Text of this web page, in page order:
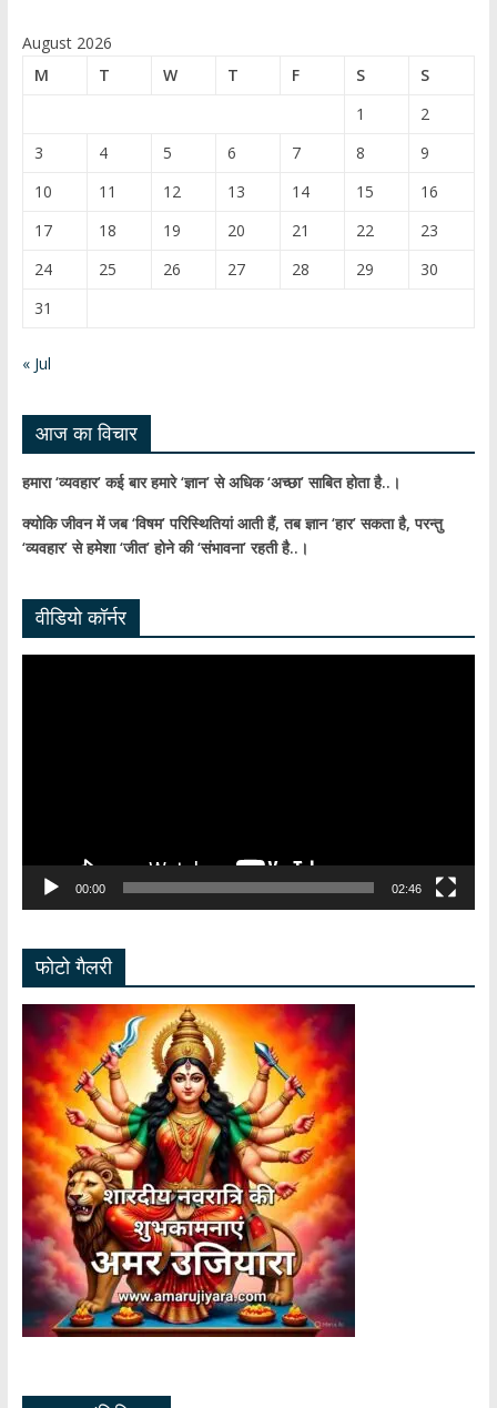
e
T
b
e
C
h
a
August 2026
M
T W T F S
S
1
2
3
4 5 6 7 8
9
10
11 12 13 14 15
16
17
18 19 20 21 22
23
24
25 26 27 28 29
30
31
« Jul
आज का विचार
हमारा ‘व्यवहार’ कई बार हमारे ‘ज्ञान’ से अधिक ‘अच्छा’ साबित होता है..।
क्योकि जीवन में जब ‘विषम’ परिस्थितियां आती हैं,तब ज्ञान ‘हार’ सकता है,परन्तु
‘व्यवहार’ से हमेशा ‘जीत’ होने की ‘संभावना’ रहती है..।
वीडियो कॉर्नर
00:00 02:46
फोटो गैलरी